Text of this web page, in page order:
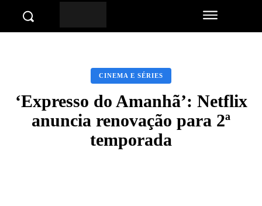
CINEMA E SÉRIES
‘Expresso do Amanhã’: Netflix
anuncia renovação para 2ª
temporada